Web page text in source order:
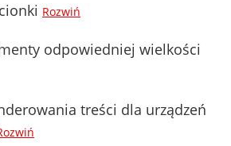
Rozwiń
odpowiedniej wielkości
treści dla urządzeń